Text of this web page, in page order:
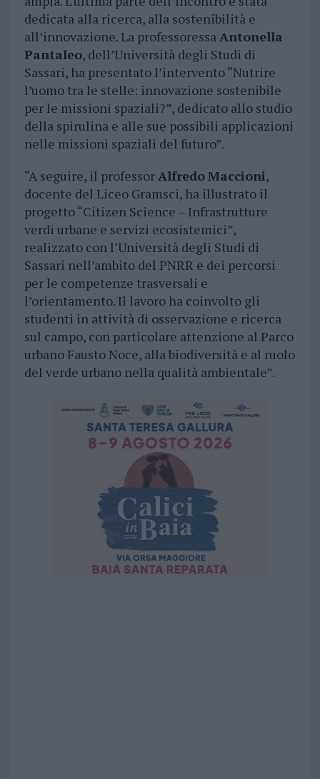
dedicata alla ricerca, alla sostenibilità e
all’innovazione. La professoressaAntonella
Pantaleo, dell’Università degli Studi di
Sassari, ha presentato l’intervento “Nutrire
l’uomo tra le stelle: innovazione sostenibile
per le missioni spaziali?”, dedicato allo studio
della spirulina e alle sue possibili applicazioni
nelle missioni spaziali del futuro”.
“A seguire, il professorAlfredoMaccioni,
docente del Liceo Gramsci, ha illustrato il
progetto “Citizen Science – Infrastrutture
verdi urbane e servizi ecosistemici”,
realizzato con l’Università degli Studi di
Sassari nell’ambito del PNRR e dei percorsi
per le competenze trasversali e
l’orientamento. Il lavoro ha coinvolto gli
studenti in attività di osservazione e ricerca
sul campo, con particolare attenzione al Parco
urbano Fausto Noce, alla biodiversità e al ruolo
del verde urbano nella qualità ambientale”.